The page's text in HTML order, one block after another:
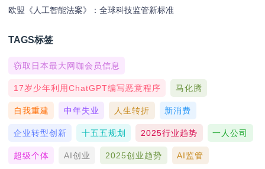
欧盟《人工智能法案》：全球科技监管新标准
TAGS标签
窃取日本最大网咖会员信息
17岁少年利用ChatGPT编写恶意程序 马化腾
自我重建 中年失业 人生转折 新消费
企业转型创新 十五五规划 2025行业趋势 一人公司
超级个体 AI创业 2025创业趋势 AI监管